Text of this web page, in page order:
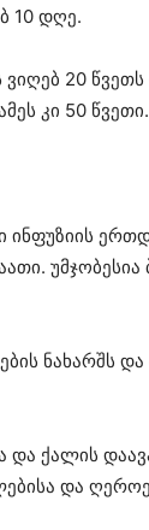
10 დღე.
20
კი 50 წვეთი.
ინფუზიის
უმჯობესია
ნახარშს და
და ქალის
და